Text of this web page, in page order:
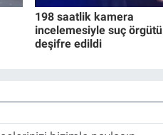
198 saatlik kamera
incelemesiyle suç örgütü
deşifre edildi